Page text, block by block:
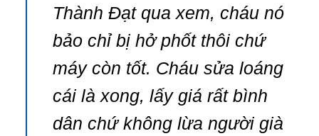
Thành Đạt qua xem, cháu nó
bảo chỉ bị hở phốt thôi chứ
máy còn tốt. Cháu sửa loáng
cái là xong, lấy giá rất bình
dân chứ không lừa người già